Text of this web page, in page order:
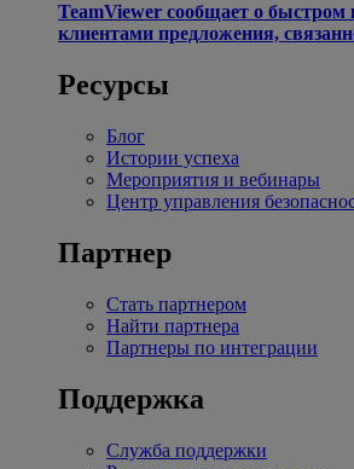
TeamViewer сообщает о быстром
клиентами предложения,
Ресурсы
Блог
Истории успеха
Мероприятия и вебинары
Центр управления
Партнер
Стать партнером
Найти партнера
Партнеры по интеграции
Поддержка
Служба поддержки